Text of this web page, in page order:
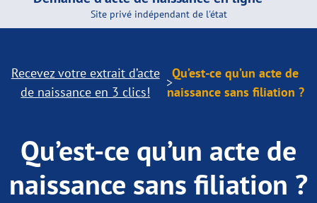
Site privé indépendant de l'état
Recevez votre extrait d’acte
de naissance en 3 clics!
Qu’est-ce qu’un acte de
naissance sans filiation ?
Qu’est-ce qu’un acte de
naissance sans filiation ?